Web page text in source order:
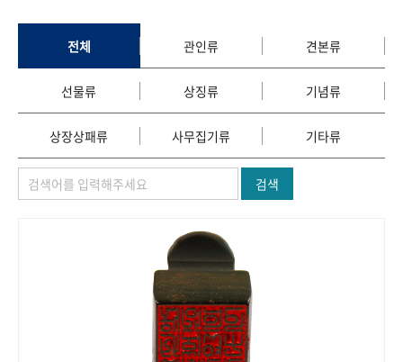
정책과 연구 키워드로 보는 연구 역사
연구자들
간행물 변천사
기록물 아카이브
사진 아카이브 문서 기록물 행정박물 영상 기록물
숫자로 보는 50년 50+1
전체 관인류 견본류
선물류 상징류 기념류
상장상패류 사무집기류 기타류
검색